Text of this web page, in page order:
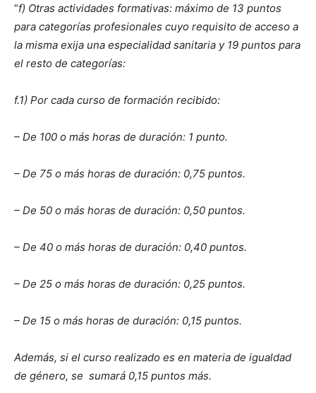
“f) Otras actividades formativas: máximo de 13 puntos
para categorías profesionales cuyo requisito de acceso a
la misma exija una especialidad sanitaria y 19 puntos para
el resto de categorías:
f.1) Por cada curso de formación recibido:
– De 100 o más horas de duración: 1 punto.
– De 75 o más horas de duración: 0,75 puntos.
– De 50 o más horas de duración: 0,50 puntos.
– De 40 o más horas de duración: 0,40 puntos.
– De 25 o más horas de duración: 0,25 puntos.
– De 15 o más horas de duración: 0,15 puntos.
Además, si el curso realizado es en materia de igualdad
de género, se sumará 0,15 puntos más.